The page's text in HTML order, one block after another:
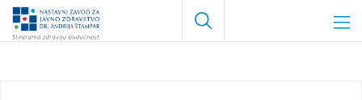
Skoči
Search